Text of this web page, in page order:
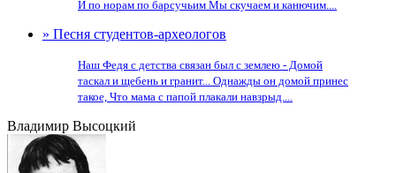
И по норам по барсучьим Мы скучаем и канючим....
» Песня студентов-археологов
Наш Федя с детства связан был с землею - Домой
таскал и щебень и гранит... Однажды он домой принес
такое, Что мама с папой плакали навзрыд....
Владимир Высоцкий